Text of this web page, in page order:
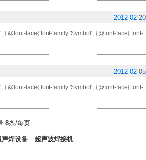
2012-02-20
} @font-face{ font-family:'Symbol'; } @font-face{ font-
2012-02-05
} @font-face{ font-family:'Symbol'; } @font-face{ font-
8条/每页
声焊设备 超声波焊接机